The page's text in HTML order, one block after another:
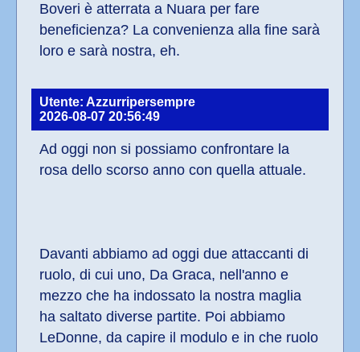
Boveri è atterrata a Nuara per fare
beneficienza? La convenienza alla fine sarà
loro e sarà nostra, eh.
Utente: Azzurripersempre
2026-08-07 20:56:49
Ad oggi non si possiamo confrontare la
rosa dello scorso anno con quella attuale.
Davanti abbiamo ad oggi due attaccanti di
ruolo, di cui uno, Da Graca, nell'anno e
mezzo che ha indossato la nostra maglia
ha saltato diverse partite. Poi abbiamo
LeDonne, da capire il modulo e in che ruolo